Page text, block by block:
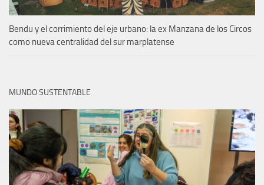
Bendu y el corrimiento del eje urbano: la ex Manzana de los Circos
como nueva centralidad del sur marplatense
MUNDO SUSTENTABLE